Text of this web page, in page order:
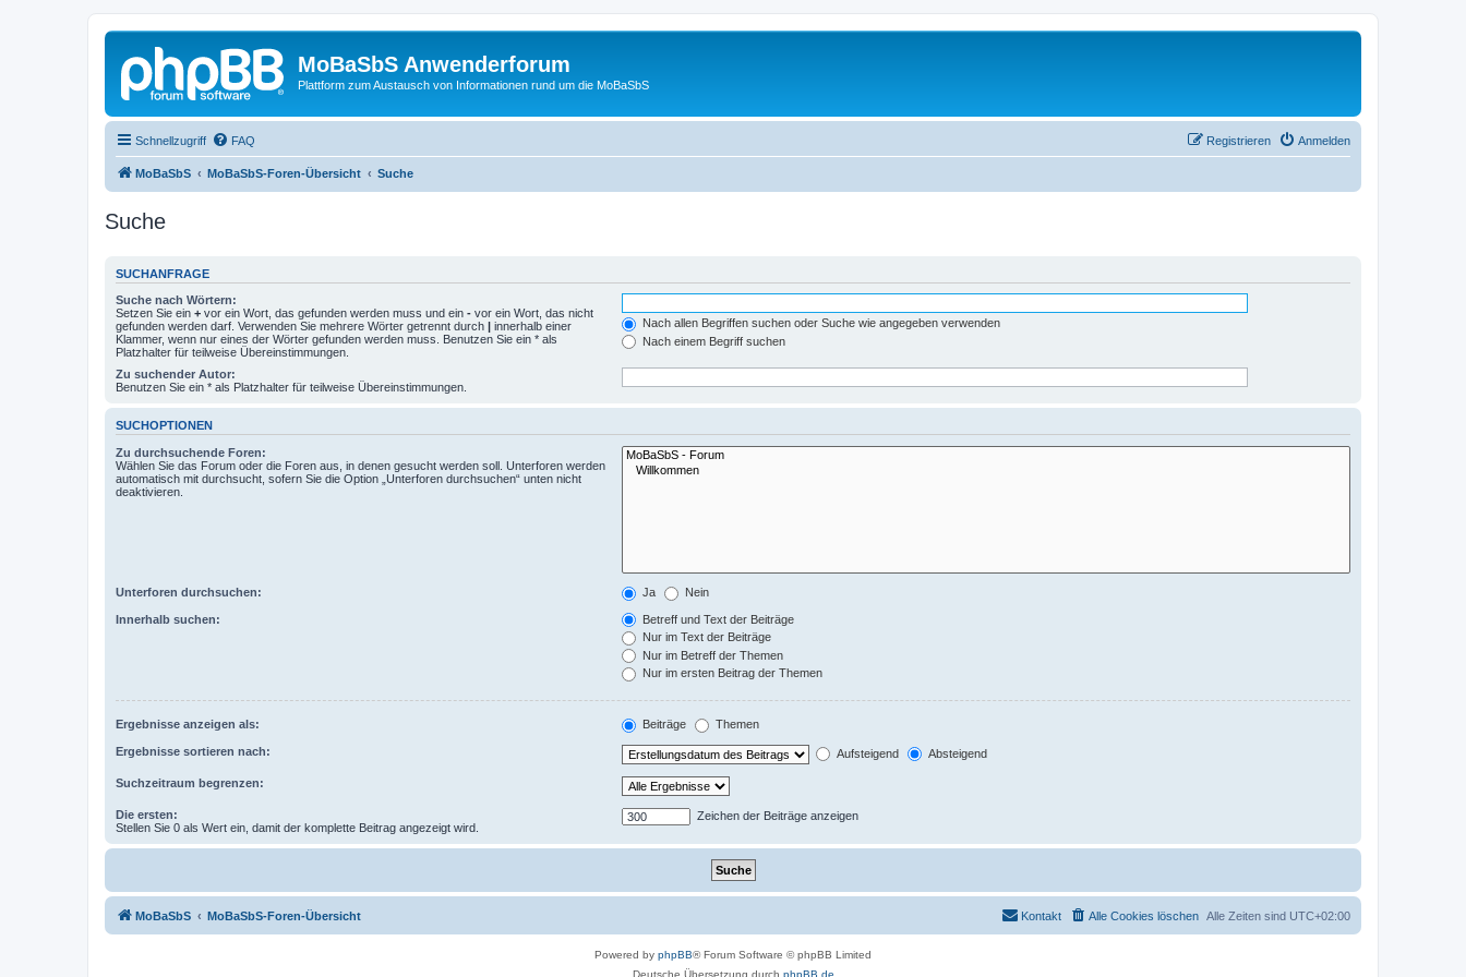
MoBaSbS Anwenderforum
Plattform zum Austausch von Informationen rund um die MoBaSbS
Schnellzugriff FAQ Anmelden
Registrieren
MoBaSbS MoBaSbS-Foren-Übersicht Suche
Suche
SUCHANFRAGE
Suche nach Wörtern:
Setzen Sie ein + vor ein Wort, das gefunden werden muss und ein - vor ein Wort, das nicht
gefunden werden darf. Verwenden Sie mehrere Wörter getrennt durch | innerhalb einer
Klammer, wenn nur eines der Wörter gefunden werden muss. Benutzen Sie ein * als
Platzhalter für teilweise Übereinstimmungen.
Nach allen Begriffen suchen oder Suche wie angegeben verwenden
Nach einem Begriff suchen
Zu suchender Autor:
Benutzen Sie ein * als Platzhalter für teilweise Übereinstimmungen.
SUCHOPTIONEN
Zu durchsuchende Foren:
Wählen Sie das Forum oder die Foren aus, in denen gesucht werden soll. Unterforen werden
automatisch mit durchsucht, sofern Sie die Option „Unterforen durchsuchen“ unten nicht
deaktivieren.
Unterforen durchsuchen: Ja Nein
Innerhalb suchen:
Betreff und Text der Beiträge
Nur im Text der Beiträge
Nur im Betreff der Themen
Nur im ersten Beitrag der Themen
Ergebnisse anzeigen als: Beiträge Themen
Ergebnisse sortieren nach: Aufsteigend Absteigend
Suchzeitraum begrenzen:
Die ersten:
Stellen Sie 0 als Wert ein, damit der komplette Beitrag angezeigt wird.
Zeichen der Beiträge anzeigen
MoBaSbS MoBaSbS-Foren-Übersicht Alle Zeiten sind UTC+02:00
Alle Cookies löschen
Kontakt
Powered by phpBB® Forum Software © phpBB Limited
Deutsche Übersetzung durch phpBB.de